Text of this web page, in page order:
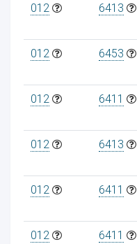
012 6413
012 6453
012 6411
012 6413
012 6411
012 6411